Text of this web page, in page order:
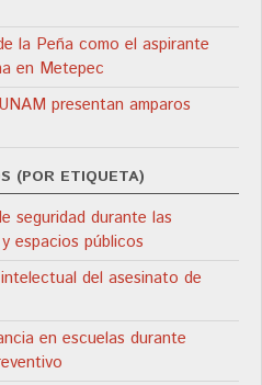
la Peña como el aspirante
en Metepec
presentan amparos
(POR ETIQUETA)
seguridad durante las
espacios públicos
del asesinato de
en escuelas durante